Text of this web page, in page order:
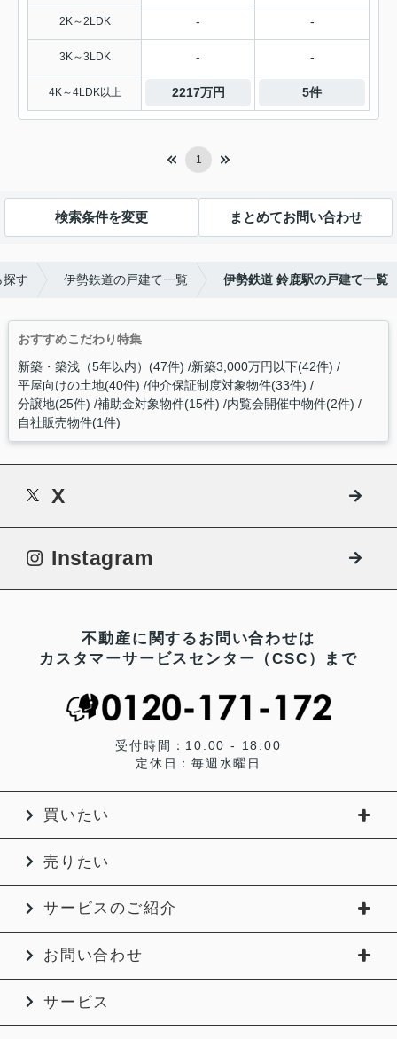
2K～2LDK - -
3K～3LDK - -
4K～4LDK以上 2217万円 5件
1
検索条件を変更 まとめてお問い合わせ
探す 伊勢鉄道の戸建て一覧 伊勢鉄道 鈴鹿駅の戸建て一覧
おすすめこだわり特集
新築・築浅（5年以内）(47件) 新築3,000万円以下(42件)
平屋向けの土地(40件) 仲介保証制度対象物件(33件)
分譲地(25件) 補助金対象物件(15件) 内覧会開催中物件(2件)
自社販売物件(1件)
X
Instagram
不動産に関するお問い合わせは
カスタマーサービスセンター（CSC）まで
受付時間：10:00 - 18:00
定休日：毎週水曜日
買いたい
売りたい
サービスのご紹介
お問い合わせ
サービス